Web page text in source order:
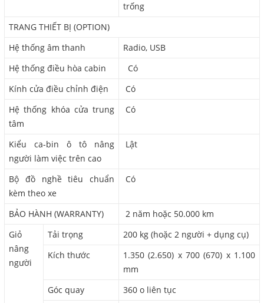
trống
TRANG THIẾT BỊ (OPTION)
Hệ thống âm thanh
Radio, USB
Hệ thống điều hòa cabin
Có
Kính cửa điều chỉnh điện
Có
Hệ thống khóa cửa trung
tâm
Có
Kiểu ca-bin ô tô nâng
người làm việc trên cao
Lật
Bộ đồ nghề tiêu chuẩn
kèm theo xe
Có
BẢO HÀNH (WARRANTY)
2 năm hoặc 50.000 km
Giỏ
nâng
người
Tải trọng
200 kg (hoặc 2 người + dụng cụ)
Kích thước
1.350 (2.650) x 700 (670) x 1.100
mm
Góc quay
360 o liên tục